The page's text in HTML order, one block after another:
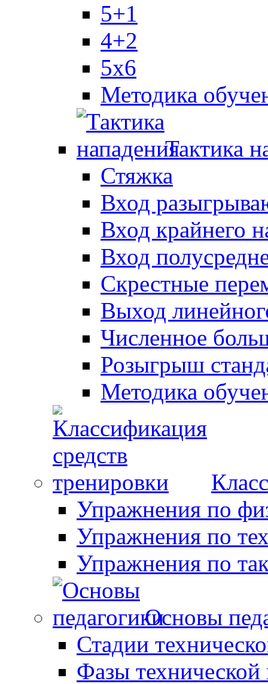
5+1
4+2
5x6
Методика
Тактика
Стяжка
Вход
Вход крайнего
Вход
Скрестные
Выход
Численное
Розыгрыш
Методика
Упражнения по
Упражнения по
Упражнения по
Основы
Стадии
Фазы технической